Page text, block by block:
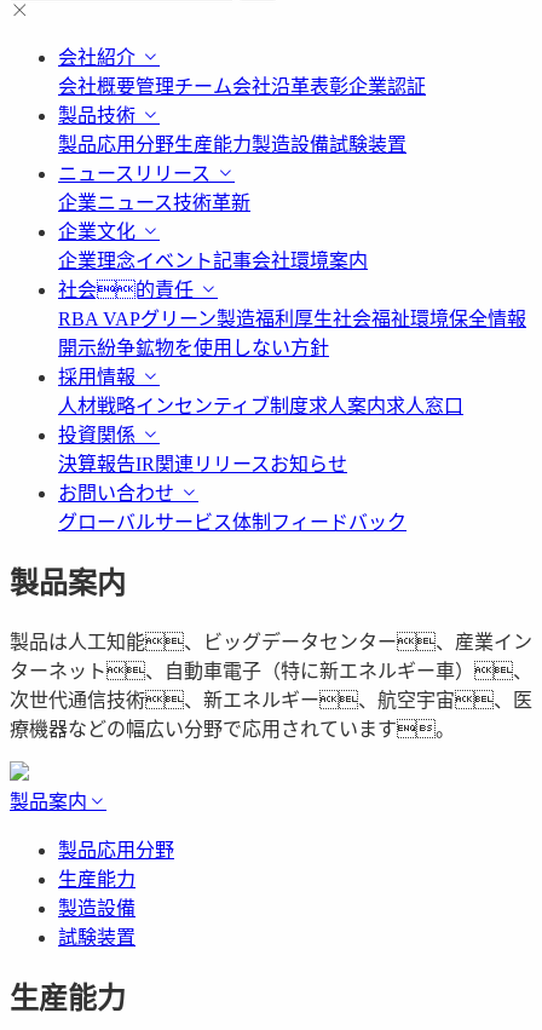
会社紹介
会社概要管理チーム会社沿革表彰企業認証
製品技術
製品応用分野生産能力製造設備試験装置
ニュースリリース
企業ニュース技術革新
企業文化
企業理念イベント記事会社環境案内
社会的責任
RBA VAPグリーン製造福利厚生社会福祉環境保全情報
開示紛争鉱物を使用しない方針
採用情報
人材戦略インセンティブ制度求人案内求人窓口
投資関係
決算報告IR関連リリースお知らせ
お問い合わせ
グローバルサービス体制 フィードバック
製品案内
製品は人工知能、ビッグデータセンター、産業イン
ターネット、自動車電子（特に新エネルギー車）、
次世代通信技術、新エネルギー、航空宇宙、医
療機器などの幅広い分野で応用されています。
製品案内
製品応用分野
生産能力
製造設備
試験装置
生産能力